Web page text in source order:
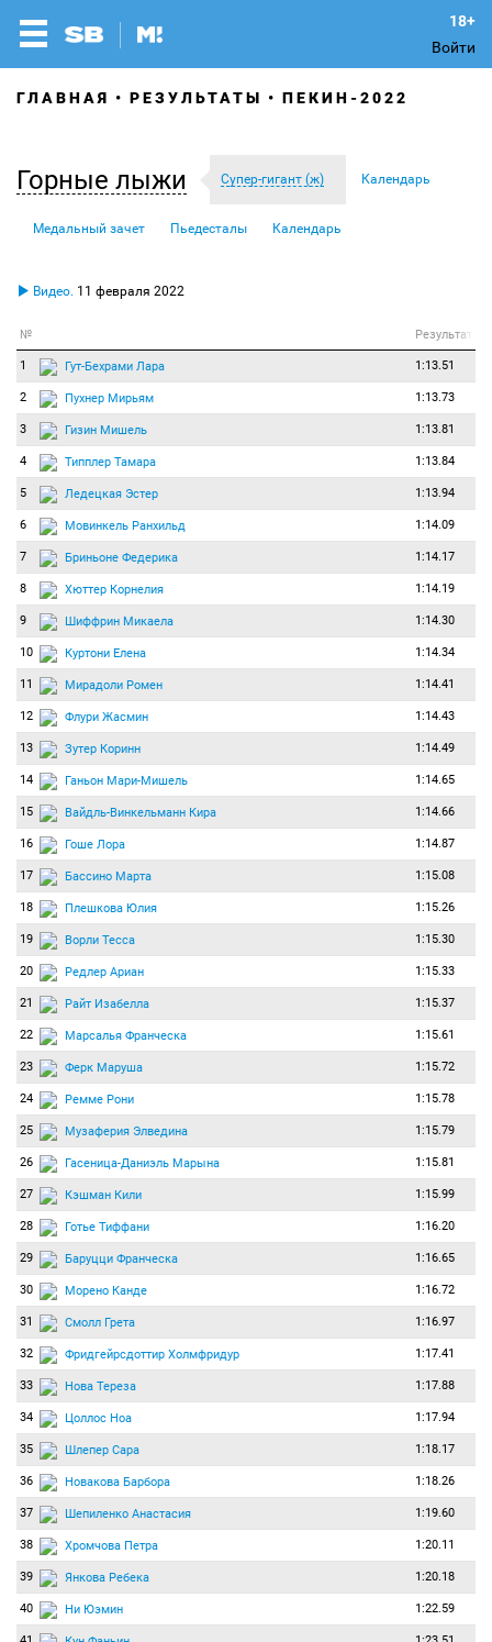
Войти
ГЛАВНАЯ РЕЗУЛЬТАТЫ ПЕКИН-2022
Горные лыжи Супер-гигант (ж) Календарь
Медальный зачет Пьедесталы Календарь
Видео. 11 февраля 2022
№ Результат
1 Гут-Бехрами Лара 1:13.51
2 Пухнер Мирьям 1:13.73
3 Гизин Мишель 1:13.81
4 Типплер Тамара 1:13.84
5 Ледецкая Эстер 1:13.94
6 Мовинкель Ранхильд 1:14.09
7 Бриньоне Федерика 1:14.17
8 Хюттер Корнелия 1:14.19
9 Шиффрин Микаела 1:14.30
10 Куртони Елена 1:14.34
11 Мирадоли Ромен 1:14.41
12 Флури Жасмин 1:14.43
13 Зутер Коринн 1:14.49
14 Ганьон Мари-Мишель 1:14.65
15 Вайдль-Винкельманн Кира 1:14.66
16 Гоше Лора 1:14.87
17 Бассино Марта 1:15.08
18 Плешкова Юлия 1:15.26
19 Ворли Тесса 1:15.30
20 Редлер Ариан 1:15.33
21 Райт Изабелла 1:15.37
22 Марсалья Франческа 1:15.61
23 Ферк Маруша 1:15.72
24 Ремме Рони 1:15.78
25 Музаферия Элведина 1:15.79
26 Гасеница-Даниэль Марына 1:15.81
27 Кэшман Кили 1:15.99
28 Готье Тиффани 1:16.20
29 Баруцци Франческа 1:16.65
30 Морено Канде 1:16.72
31 Смолл Грета 1:16.97
32 Фридгейрсдоттир Холмфридур 1:17.41
33 Нова Тереза 1:17.88
34 Цоллос Ноа 1:17.94
35 Шлепер Сара 1:18.17
36 Новакова Барбора 1:18.26
37 Шепиленко Анастасия 1:19.60
38 Хромчова Петра 1:20.11
39 Янкова Ребека 1:20.18
40 Ни Юэмин 1:22.59